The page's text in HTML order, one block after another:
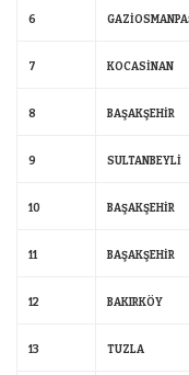
6
7 KOCASİNAN
8 BAŞAKŞEHİR
9 SULTANBEYLİ
10 BAŞAKŞEHİR
11 BAŞAKŞEHİR
12 BAKIRKÖY
13 TUZLA